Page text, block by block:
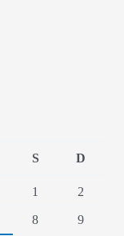
S D
1
2
8
9